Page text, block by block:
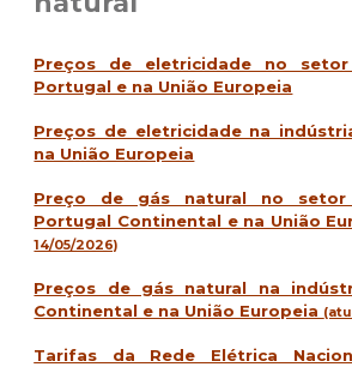
Preços de eletricidade no
Portugal e na União Europeia
Preços de eletricidade na
na União Europeia
Preço de gás natural no setor
Portugal Continental e na União
14/05/2026)
Preços de gás natural na
Continental e na União Europeia
Tarifas da Rede Elétrica